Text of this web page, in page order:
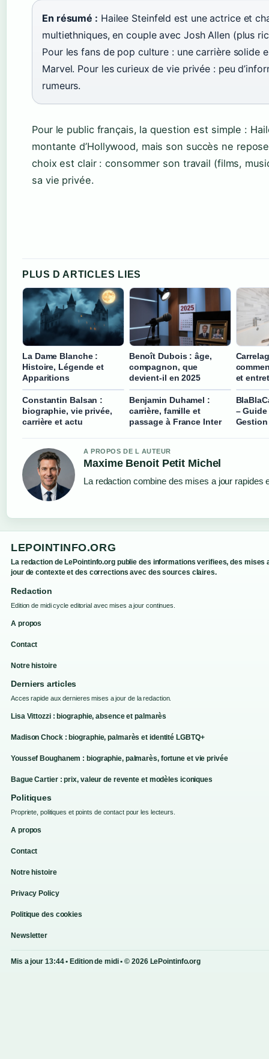
En résumé : Hailee Steinfeld est une actrice et
multiethniques, en couple avec Josh Allen (plus
Pour les fans de pop culture : une carrière solide
Marvel. Pour les curieux de vie privée : peu
rumeurs.
Pour le public français, la question est simple :
montante d’Hollywood, mais son succès ne
choix est clair : consommer son travail (films,
sa vie privée.
PLUS D ARTICLES LIES
La Dame Blanche :
Histoire, Légende et
Apparitions
Benoît Dubois : âge,
compagnon, que
devient-il en 2025
et
Constantin Balsan :
biographie, vie privée,
carrière et actu
Benjamin Duhamel :
carrière, famille et
passage à France Inter
–
Gestion
A PROPOS DE L AUTEUR
Maxime Benoit Petit Michel
La redaction combine des mises a jour rapides
LEPOINTINFO.ORG
La redaction de LePointinfo.org publie des informations verifiees, des mises
jour de contexte et des corrections avec des sources claires.
Redaction
Edition de midi cycle editorial avec mises a jour continues.
A propos
Contact
Notre histoire
Derniers articles
Acces rapide aux dernieres mises a jour de la redaction.
Lisa Vittozzi : biographie, absence et palmarès
Madison Chock : biographie, palmarès et identité LGBTQ+
Youssef Boughanem : biographie, palmarès, fortune et vie privée
Bague Cartier : prix, valeur de revente et modèles iconiques
Politiques
Propriete, politiques et points de contact pour les lecteurs.
A propos
Contact
Notre histoire
Privacy Policy
Politique des cookies
Newsletter
Mis a jour 13:44 • Edition de midi • © 2026 LePointinfo.org